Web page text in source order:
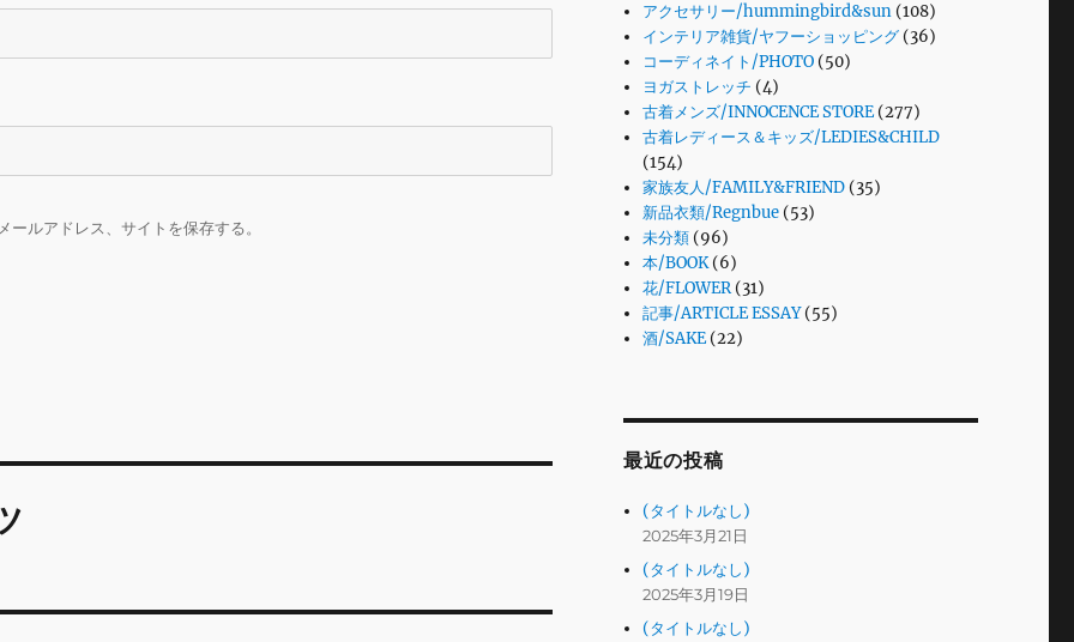
ルアドレス、サイトを保存する。
アクセサリー/hummingbird&sun (108)
インテリア雑貨/ヤフーショッピング (36)
コーディネイト/PHOTO (50)
ヨガストレッチ (4)
古着メンズ/INNOCENCE STORE (277)
古着レディース＆キッズ/LEDIES&CHILD
(154)
家族友人/FAMILY&FRIEND (35)
新品衣類/Regnbue (53)
未分類 (96)
本/BOOK(6)
花/FLOWER(31)
記事/ARTICLE ESSAY(55)
酒/SAKE (22)
最近の投稿
(タイトルなし)
2025年3月21日
(タイトルなし)
2025年3月19日
(タイトルなし)